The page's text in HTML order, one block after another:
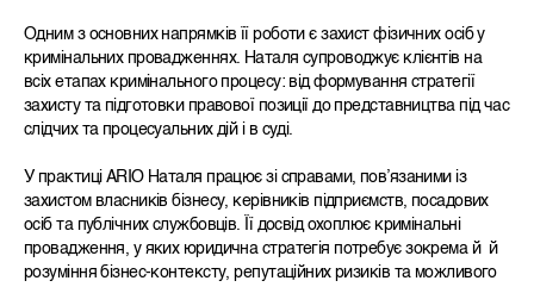
Одним з основних напрямків її роботи є захист фізичних осіб у
кримінальних провадженнях. Наталя супроводжує клієнтів на
всіх етапах кримінального процесу: від формування стратегії
захисту та підготовки правової позиції до представництва під час
слідчих та процесуальних дій і в суді.
У практиці ARIO Наталя працює зі справами, пов’язаними із
захистом власників бізнесу, керівників підприємств, посадових
осіб та публічних службовців. Її досвід охоплює кримінальні
провадження, у яких юридична стратегія потребує зокрема й й
розуміння бізнес-контексту, репутаційних ризиків та можливого